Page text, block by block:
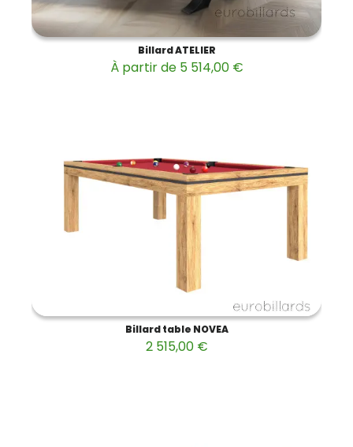
Billard ATELIER
À partir de 5 514,00 €
Billard table NOVEA
2 515,00 €